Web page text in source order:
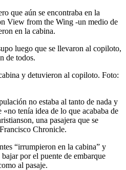
que aún se encontraba en la
View from the Wing -un medio de
en la cabina.
luego que se llevaron al copiloto,
de todos.
y detuvieron al copiloto. Foto:
no estaba al tanto de nada y
tenía idea de lo que acababa de
una pasajera que se
Chronicle.
“irrumpieron en la cabina” y
por el puente de embarque
al pasaje.